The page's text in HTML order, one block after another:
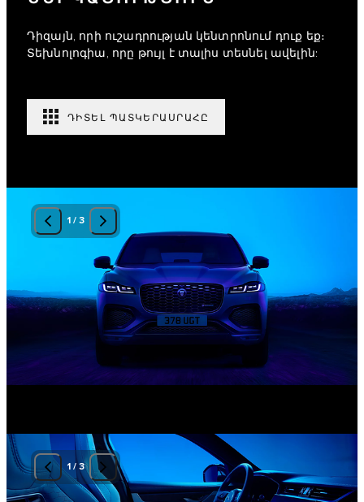
Դիզայն, որի ուշադրության կենտրոնում դուք եք։
Տեխնոլոգիա, որը թույլ է տալիս տեսնել ավելին:
ԴԻՏԵԼ ՊԱՏԿԵՐԱՍՐԱՀԸ
1/ 3
1/3